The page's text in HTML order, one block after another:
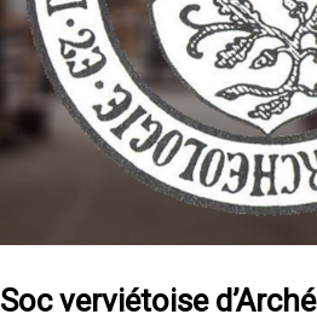
Soc verviétoise